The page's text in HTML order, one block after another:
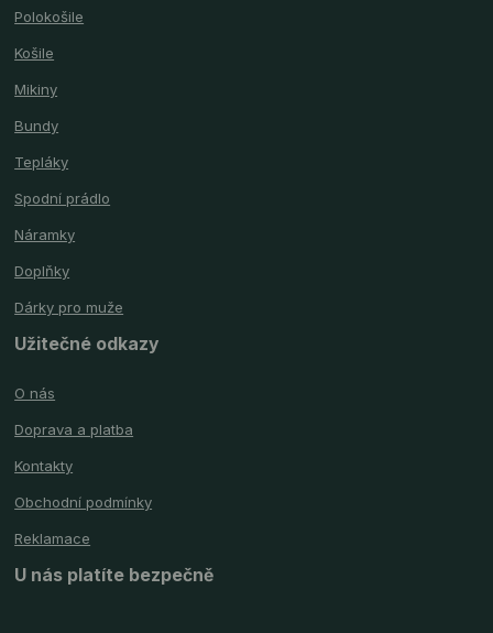
Polokošile
Košile
Mikiny
Bundy
Tepláky
Spodní prádlo
Náramky
Doplňky
Dárky pro muže
Užitečné odkazy
O nás
Doprava a platba
Kontakty
Obchodní podmínky
Reklamace
U nás platíte bezpečně